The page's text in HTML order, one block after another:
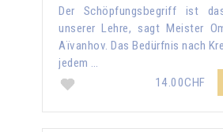
Der Schöpfungsbegriff ist
unserer Lehre, sagt Meister
Aïvanhov. Das Bedürfnis nach
jedem …
14.00CHF